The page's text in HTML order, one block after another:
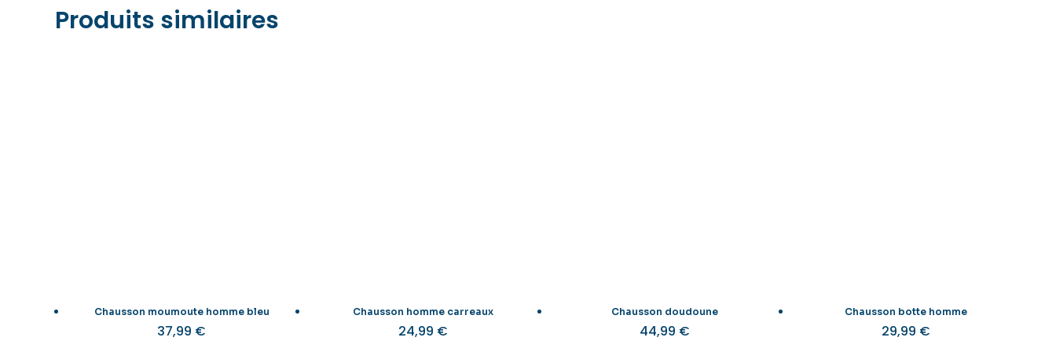
Produits similaires
Chausson moumoute homme bleu
37,99 €
Chausson homme carreaux
24,99 €
Chausson doudoune
44,99 €
Chausson botte homme
29,99 €